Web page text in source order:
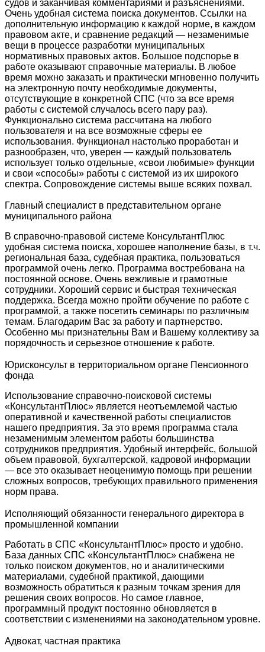
судов и заканчивая комментариями и разъяснениями.
Очень удобная система поиска документов. Ссылки на
дополнительную информацию к каждой норме, в каждом
правовом акте, и сравнение редакций — незаменимые
вещи в процессе разработки муниципальных
нормативных правовых актов. Большое подспорье в
работе оказывают справочные материалы. В любое
время можно заказать и практически мгновенно получить
на электронную почту необходимые документы,
отсутствующие в конкретной СПС (что за все время
работы с системой случалось всего пару раз).
Функционально система рассчитана на любого
пользователя и на все возможные сферы ее
использования. Функционал настолько проработан и
разнообразен, что, уверен — каждый пользователь
использует только отдельные, «свои любимые» функции
и свои «способы» работы с системой из их широкого
спектра. Сопровождение системы выше всяких похвал.
Главный специалист в представительном органе
муниципального района
В справочно-правовой системе КонсультантПлюс
удобная система поиска, хорошее наполнение базы, в т.ч.
региональная база, судебная практика, пользоваться
программой очень легко. Программа востребована на
постоянной основе. Очень вежливые и грамотные
сотрудники. Хороший сервис и быстрая техническая
поддержка. Всегда можно пройти обучение по работе с
программой, а также посетить семинары по различным
темам. Благодарим Вас за работу и партнерство.
Особенно мы признательны Вам и Вашему коллективу за
порядочность и серьезное отношение к работе.
Юрисконсульт в территориальном органе Пенсионного
фонда
Использование справочно-поисковой системы
«КонсультантПлюс» является неотъемлемой частью
оперативной и качественной работы специалистов
нашего предприятия. За это время программа стала
незаменимым элементом работы большинства
сотрудников предприятия. Удобный интерфейс, большой
объем правовой, бухгалтерской, кадровой информации
— все это оказывает неоценимую помощь при решении
сложных вопросов, требующих правильного применения
норм права.
Исполняющий обязанности генерального директора в
промышленной компании
Работать в СПС «КонсультантПлюс» просто и удобно.
База данных СПС «КонсультантПлюс» снабжена не
только поиском документов, но и аналитическими
материалами, судебной практикой, дающими
возможность обратиться к разным точкам зрения для
решения своих вопросов. Но самое главное,
программный продукт постоянно обновляется в
соответствии с изменениями на законодательном уровне.
Адвокат, частная практика